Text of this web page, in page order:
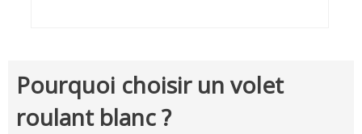
Pourquoi choisir un volet
roulant blanc ?